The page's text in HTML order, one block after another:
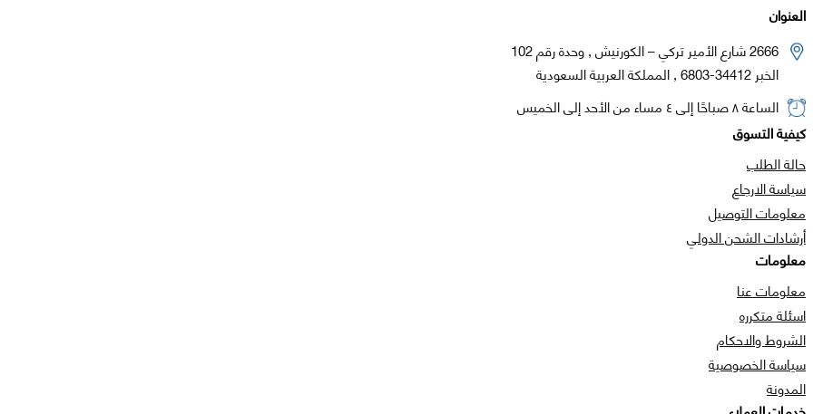
العنوان
2666 شارع الأمير تركي – الكورنيش , وحدة رقم 102
الخبر 34412-6803 , المملكة العربية السعودية
الساعة ٨ صباحًا إلى ٤ مساء من الأحد إلى الخميس
كيفية التسوق
حالة الطلب
سياسة الارجاع
معلومات التوصيل
أرشادات الشحن الدولي
معلومات
معلومات عنا
اسئلة متكرره
الشروط والاحكام
سياسة الخصوصية
المدونة